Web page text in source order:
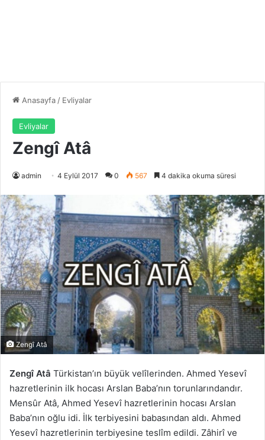
Anasayfa/ Evliyalar
Evliyalar
Zengî Atâ
admin 4 Eylül 2017 0 567 4 dakika okuma süresi
Zengî Atâ
Zengî Atâ Türkistan’ın büyük velîlerinden. Ahmed Yesevî
hazretlerinin ilk hocası Arslan Baba’nın torunlarındandır.
Mensûr Atâ, Ahmed Yesevî hazretlerinin hocası Arslan
Baba’nın oğlu idi. İlk terbiyesini babasından aldı. Ahmed
Yesevî hazretlerinin terbiyesine teslîm edildi. Zâhirî ve